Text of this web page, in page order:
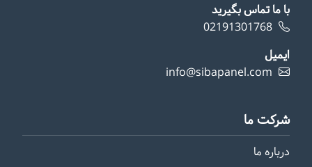
با ما تماس بگیرید
02191301768
ایمیل
info@sibapanel.com
شرکت ما
درباره ما